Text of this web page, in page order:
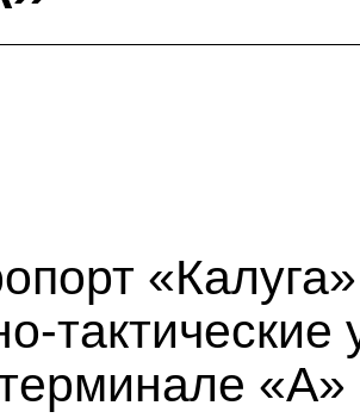
тактические
«А»